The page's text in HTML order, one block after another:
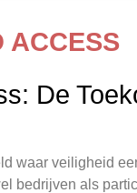
ACCESS
De
waar veiligheid
bedrijven als